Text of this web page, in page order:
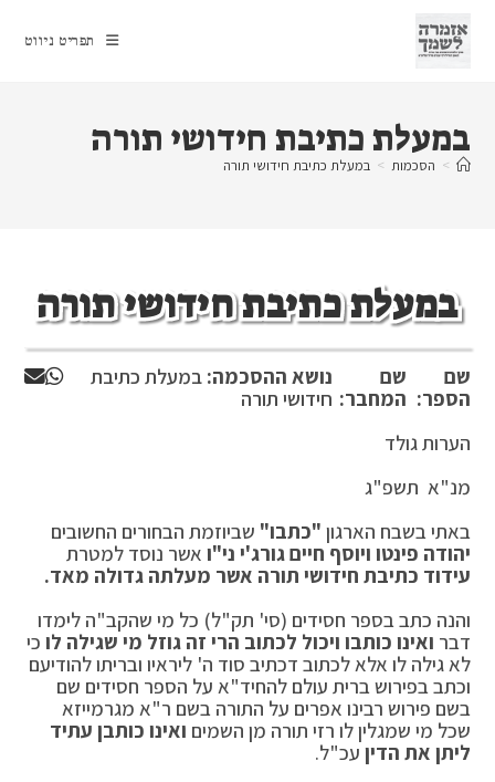
content
תפריט ניווט
במעלת כתיבת חידושי תורה
> הסכמות > במעלת כתיבת חידושי תורה
במעלת כתיבת חידושי תורה
שם
הספר:
שם
המחבר:
נושא ההסכמה: במעלת כתיבת
חידושי תורה
הערות גולד
מנ"א תשפ"ג
באתי בשבח הארגון "כתבו" שביוזמת הבחורים החשובים
יהודה פינטו ויוסף חיים גורג'י ני"ו אשר נוסד למטרת
עידוד כתיבת חידושי תורה אשר מעלתה גדולה מאד.
והנה כתב בספר חסידים (סי' תק"ל) כל מי שהקב"ה לימדו
דבר ואינו כותבו ויכול לכתוב הרי זה גוזל מי שגילה לו כי
לא גילה לו אלא לכתוב דכתיב סוד ה' ליראיו ובריתו להודיעם
וכתב בפירוש ברית עולם להחיד"א על הספר חסידים שם
בשם פירוש רבינו אפרים על התורה בשם ר"א מגרמייזא
שכל מי שמגלין לו רזי תורה מן השמים ואינו כותבן עתיד
ליתן את הדין עכ"ל.